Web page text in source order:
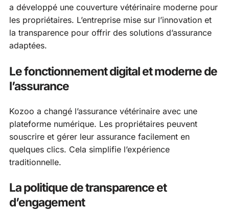
a développé une couverture vétérinaire moderne pour
les propriétaires. L’entreprise mise sur l’innovation et
la transparence pour offrir des solutions d’assurance
adaptées.
Le fonctionnement digital et moderne de
l’assurance
Kozoo a changé l’assurance vétérinaire avec une
plateforme numérique. Les propriétaires peuvent
souscrire et gérer leur assurance facilement en
quelques clics. Cela simplifie l’expérience
traditionnelle.
La politique de transparence et
d’engagement